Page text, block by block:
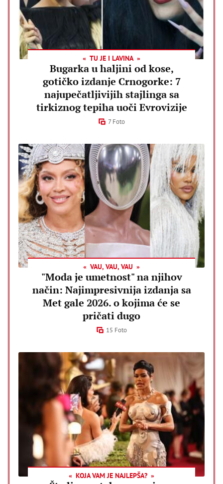
TU JE I LAVINA
Bugarka u haljini od kose,
gotičko izdanje Crnogorke: 7
najupečatljivijih stajlinga sa
tirkiznog tepiha uoči Evrovizije
7 Foto
VAU, VAU, VAU
"Moda je umetnost" na njihov
način: Najimpresivnija izdanja sa
Met gale 2026. o kojima će se
pričati dugo
15 Foto
KOJA VAM JE NAJLEPŠA?